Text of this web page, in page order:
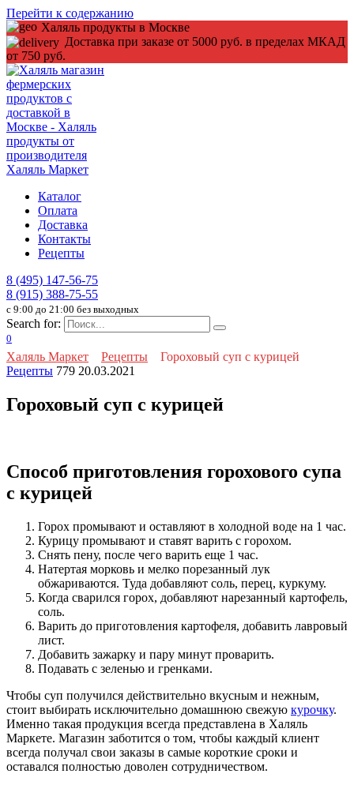
Перейти к содержанию
Халяль продукты в Москве
Доставка при заказе от 5000 руб. в пределах МКАД
от 750 руб.
Каталог
Оплата
Доставка
Контакты
Рецепты
8 (495) 147-56-75
8 (915) 388-75-55
c 9:00 до 21:00 без выходных
Search for:
0
Халяль Маркет Рецепты
Гороховый суп с курицей
Рецепты 779 20.03.2021
Гороховый суп с курицей
Способ приготовления горохового супа
с курицей
Горох промывают и оставляют в холодной воде на 1 час.
Курицу промывают и ставят варить с горохом.
Снять пену, после чего варить еще 1 час.
Натертая морковь и мелко порезанный лук
обжариваются. Туда добавляют соль, перец, куркуму.
Когда сварился горох, добавляют нарезанный картофель,
соль.
Варить до приготовления картофеля, добавить лавровый
лист.
Добавить зажарку и пару минут проварить.
Подавать с зеленью и гренками.
Чтобы суп получился действительно вкусным и нежным,
стоит выбирать исключительно домашнюю свежую курочку.
Именно такая продукция всегда представлена в Халяль
Маркете. Магазин заботится о том, чтобы каждый клиент
всегда получал свои заказы в самые короткие сроки и
оставался полностью доволен сотрудничеством.